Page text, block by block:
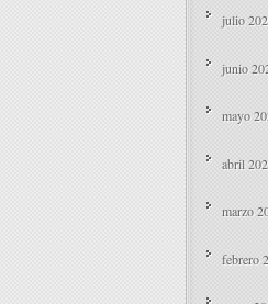
julio
junio
mayo
abril
marzo
febrero